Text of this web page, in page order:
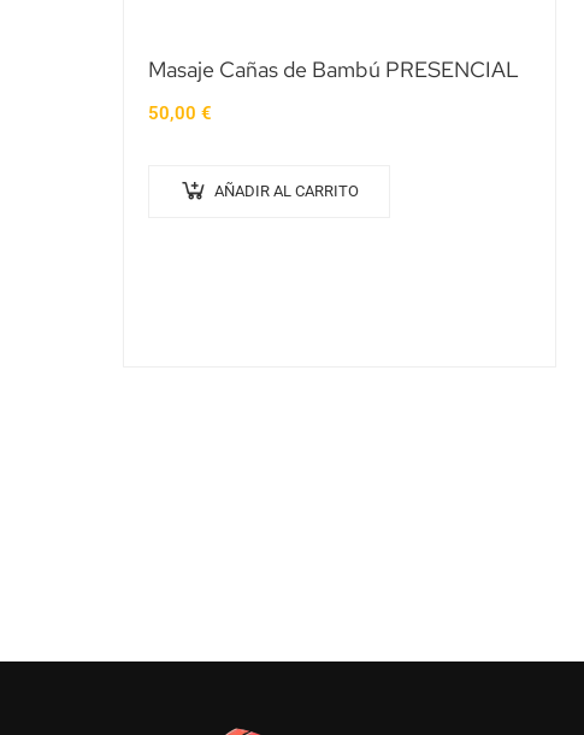
Masaje Cañas de Bambú PRESENCIAL
50,00 €
AÑADIR AL CARRITO